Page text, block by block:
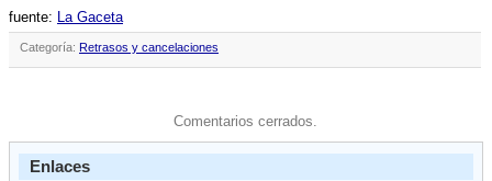
fuente: La Gaceta
Categoría: Retrasos y cancelaciones
Comentarios cerrados.
Enlaces